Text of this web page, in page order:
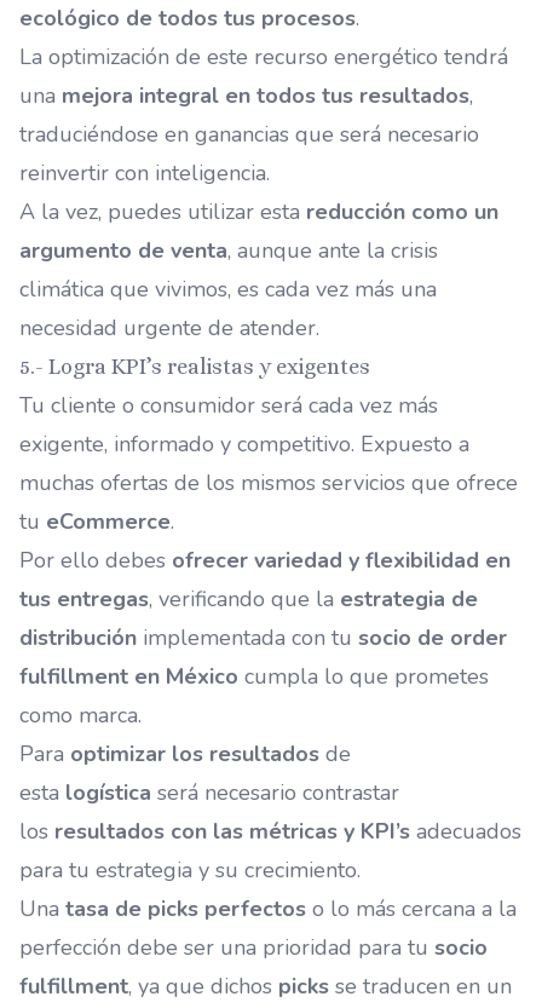
ecológico de todos tus procesos.
La optimización de este recurso energético tendrá
una mejora integral en todos tus resultados,
traduciéndose en ganancias que será necesario
reinvertir con inteligencia.
A la vez, puedes utilizar esta reducción como un
argumento de venta, aunque ante la crisis
climática que vivimos, es cada vez más una
necesidad urgente de atender.
5.- Logra KPI’s realistas y exigentes
Tu cliente o consumidor será cada vez más
exigente, informado y competitivo. Expuesto a
muchas ofertas de los mismos servicios que ofrece
tu eCommerce.
Por ello debes ofrecer variedad y flexibilidad en
tus entregas, verificando que la estrategia de
distribución implementada con tu socio de order
fulfillment en México cumpla lo que prometes
como marca.
Para optimizar los resultados de
esta logística será necesario contrastar
los resultados con las métricas y KPI’s adecuados
para tu estrategia y su crecimiento.
Una tasa de picks perfectos o lo más cercana a la
perfección debe ser una prioridad para tu socio
fulfillment, ya que dichos picks se traducen en un